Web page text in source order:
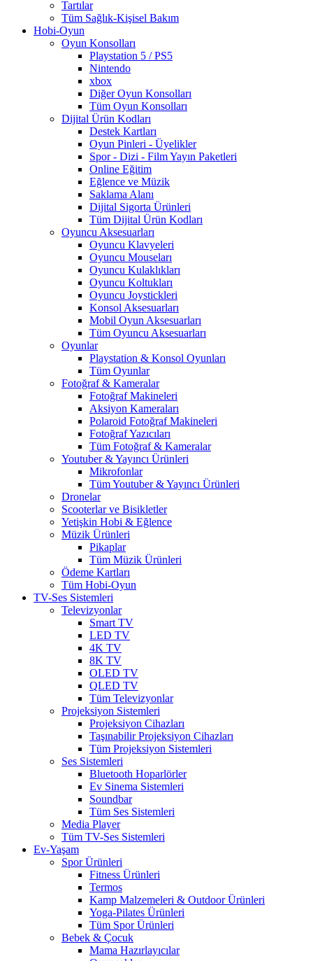
Tartılar
Tüm Sağlık-Kişisel Bakım
Hobi-Oyun
Oyun Konsolları
Playstation 5 / PS5
Nintendo
xbox
Diğer Oyun Konsolları
Tüm Oyun Konsolları
Dijital Ürün Kodları
Destek Kartları
Oyun Pinleri - Üyelikler
Spor - Dizi - Film Yayın Paketleri
Online Eğitim
Eğlence ve Müzik
Saklama Alanı
Dijital Sigorta Ürünleri
Tüm Dijital Ürün Kodları
Oyuncu Aksesuarları
Oyuncu Klavyeleri
Oyuncu Mouseları
Oyuncu Kulaklıkları
Oyuncu Koltukları
Oyuncu Joystickleri
Konsol Aksesuarları
Mobil Oyun Aksesuarları
Tüm Oyuncu Aksesuarları
Oyunlar
Playstation & Konsol Oyunları
Tüm Oyunlar
Fotoğraf & Kameralar
Fotoğraf Makineleri
Aksiyon Kameraları
Polaroid Fotoğraf Makineleri
Fotoğraf Yazıcıları
Tüm Fotoğraf & Kameralar
Youtuber & Yayıncı Ürünleri
Mikrofonlar
Tüm Youtuber & Yayıncı Ürünleri
Dronelar
Scooterlar ve Bisikletler
Yetişkin Hobi & Eğlence
Müzik Ürünleri
Pikaplar
Tüm Müzik Ürünleri
Ödeme Kartları
Tüm Hobi-Oyun
TV-Ses Sistemleri
Televizyonlar
Smart TV
LED TV
4K TV
8K TV
OLED TV
QLED TV
Tüm Televizyonlar
Projeksiyon Sistemleri
Projeksiyon Cihazları
Taşınabilir Projeksiyon Cihazları
Tüm Projeksiyon Sistemleri
Ses Sistemleri
Bluetooth Hoparlörler
Ev Sinema Sistemleri
Soundbar
Tüm Ses Sistemleri
Media Player
Tüm TV-Ses Sistemleri
Ev-Yaşam
Spor Ürünleri
Fitness Ürünleri
Termos
Kamp Malzemeleri & Outdoor Ürünleri
Yoga-Pilates Ürünleri
Tüm Spor Ürünleri
Bebek & Çocuk
Mama Hazırlayıcılar